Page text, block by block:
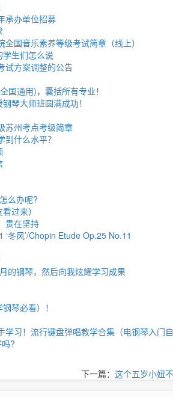
承办单位招募
国音乐素养等级考试简章（线上）
生们怎么说
试方案调整的公告
国通用)，囊括所有专业！
琴大师班圆满成功！
苏州考点考级简章
什么水平？
么办呢?
过来）
贵在坚持
‘冬风’/Chopin Etude Op.25 No.11
的钢琴，然后向我炫耀学习成果
琴必看）！
学习！流行键盘弹唱教学合集（电钢琴入门
?
下一篇： 这个五岁小妞